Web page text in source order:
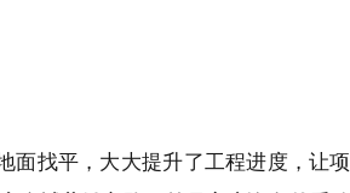
面找平，大大提升了工程进度，让